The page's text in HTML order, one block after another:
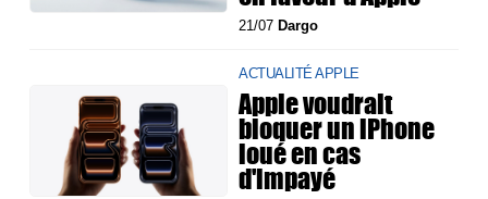
21/07 Dargo
ACTUALITÉ APPLE
Apple voudrait
bloquer un iPhone
loué en cas
d'impayé